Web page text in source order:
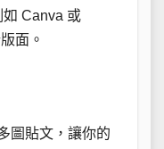
Canva 或
面。
圖貼文，讓你的